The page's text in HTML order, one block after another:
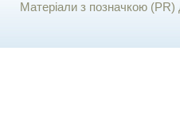
Матеріали з позначкою